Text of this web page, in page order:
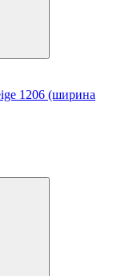
1206 (ширина